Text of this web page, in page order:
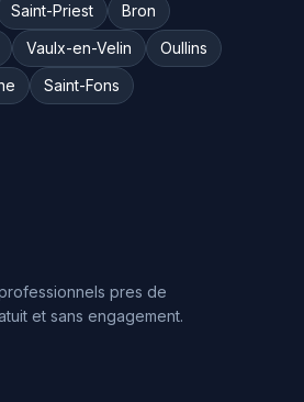
Saint-Priest
Bron
Vaulx-en-Velin
Oullins
Saint-Fons
pres de
et sans engagement.